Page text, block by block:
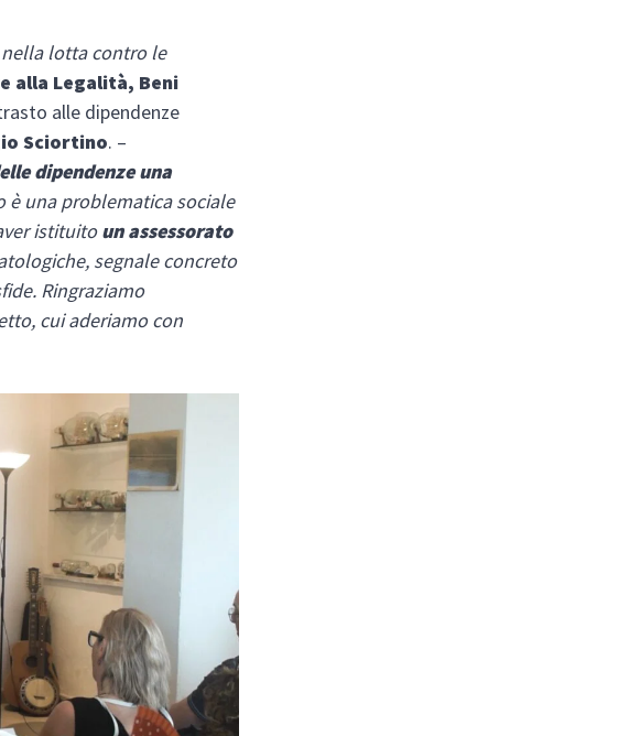
nella lotta contro le
alla Legalità, Beni
alle dipendenze
Sciortino. –
dipendenze una
è una problematica sociale
istituitoun assessorato
segnale concreto
Ringraziamo
cui aderiamo con